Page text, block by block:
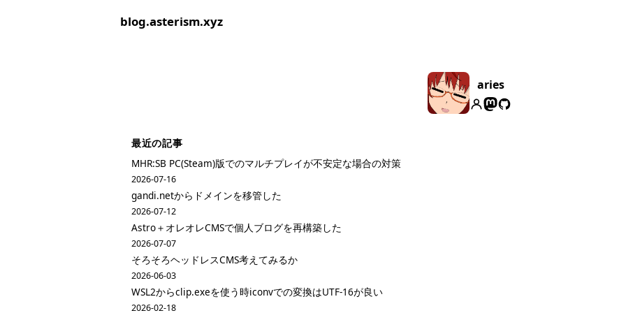
blog.asterism.xyz
aries
最近の記事
MHR:SB PC(Steam)版でのマルチプレイが不安定な場合の対策
2026-07-16
gandi.netからドメインを移管した
2026-07-12
Astro＋オレオレCMSで個人ブログを再構築した
2026-07-07
そろそろヘッドレスCMS考えてみるか
2026-06-03
WSL2からclip.exeを使う時iconvでの変換はUTF-16が良い
2026-02-18